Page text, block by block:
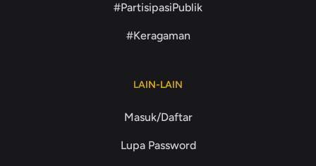
#PartisipasiPublik
#Keragaman
LAIN-LAIN
Masuk/Daftar
Lupa Password